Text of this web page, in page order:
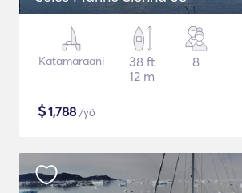
Katamaraani
38 ft
12 m
8
$1,788 /yö